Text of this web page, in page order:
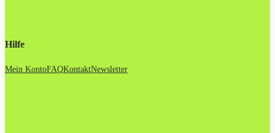
Hilfe
Mein KontoFAQKontaktNewsletter